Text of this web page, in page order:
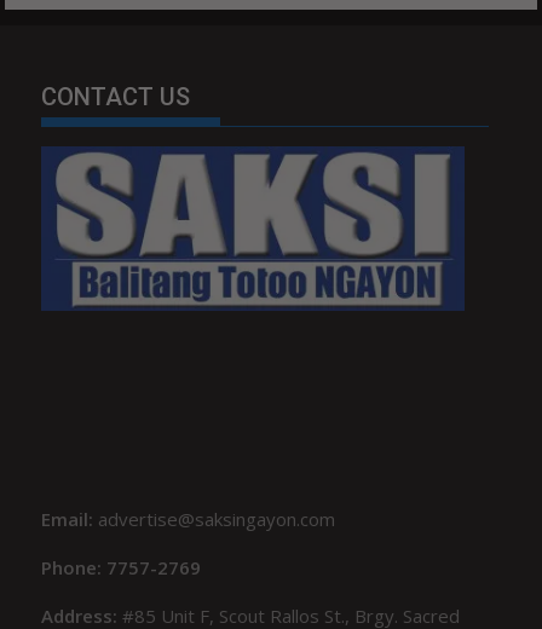
CONTACT US
Email: advertise@saksingayon.com
Phone: 7757-2769
Address:#85 Unit F, Scout Rallos St., Brgy. Sacred